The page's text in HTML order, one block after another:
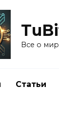
Все о
Статьи